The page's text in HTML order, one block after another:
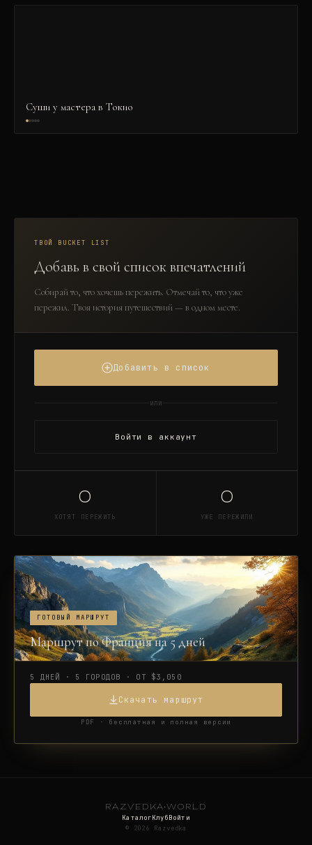
Суши у мастера в Токио
ТВОЙ BUCKET LIST
Добавь в свой список впечатлений
Собирай то, что хочешь пережить. Отмечай то, что уже
пережил. Твоя история путешествий — в одном месте.
Добавить в список
или
Войти в аккаунт
0
ХОТЯТ ПЕРЕЖИТЬ
0
УЖЕ ПЕРЕЖИЛИ
ГОТОВЫЙ МАРШРУТ
Маршрут по Франция на 5 дней
5 ДНЕЙ · 5 ГОРОДОВ · ОТ $3,050
Скачать маршрут
PDF · бесплатная и полная версии
RAZVEDKA·WORLD
КаталогКлубВойти
©
2026 Razvedka